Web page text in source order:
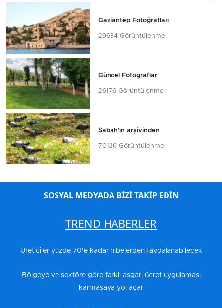
Gaziantep Fotoğrafları
29634 Görüntülenme
Güncel Fotoğraflar
26176 Görüntülenme
Sabah'ın arşivinden
70126 Görüntülenme
SOSYAL MEDYADA BİZİ TAKİP EDİN
TREND HABERLER
Üreticiler yüzde 70’e kadar hibelerden faydalanabilecek
Bölgeye ve sektöre göre farklı asgari ücret uygulaması
karmaşaya yol açar